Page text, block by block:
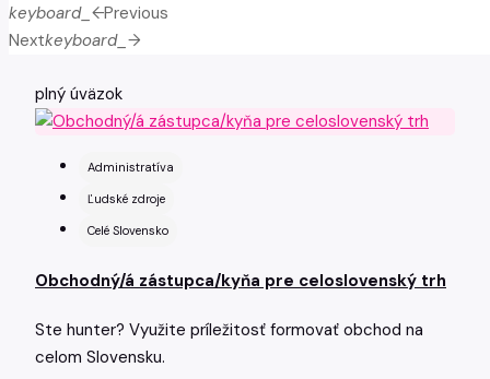
keyboard_arrow_leftPrevious
Nextkeyboard_arrow_right
plný úväzok
Administratíva
Ľudské zdroje
Celé Slovensko
Obchodný/á zástupca/kyňa pre celoslovenský trh
Ste hunter? Využite príležitosť formovať obchod na
celom Slovensku.